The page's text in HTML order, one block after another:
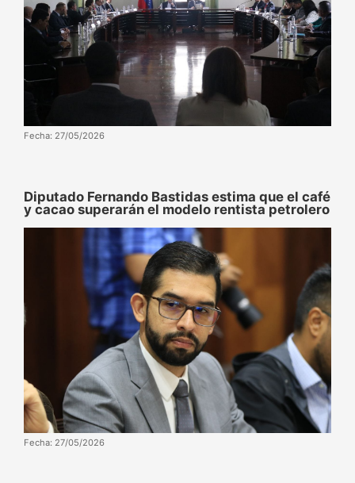
Fecha: 27/05/2026
Diputado Fernando Bastidas estima que el café
y cacao superarán el modelo rentista petrolero
Fecha: 27/05/2026